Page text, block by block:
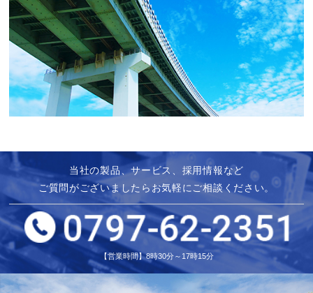
当社の製品、サービス、採用情報など
ご質問がございましたらお気軽にご相談ください。
【営業時間】8時30分～17時15分